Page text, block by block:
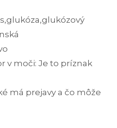
,glukóza,glukózový
v moči: Je to príznak
má prejavy a čo môže